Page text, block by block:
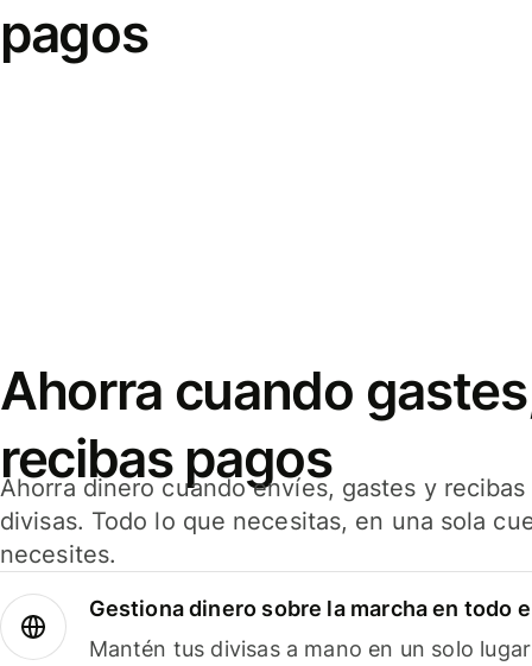
pagos
Ahorra cuando
recibas pagos
Ahorra dinero cuando envíes, gastes y
divisas. Todo lo que necesitas, en una sola
necesites.
Gestiona dinero sobre la marcha en todo
Mantén tus divisas a mano en un solo